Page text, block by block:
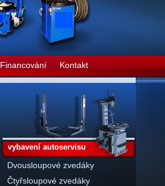
Financování Kontakt
vybavení autoservisu
Dvousloupové zvedáky
Čtyřsloupové zvedáky